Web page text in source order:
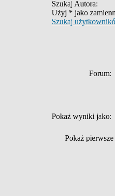
Szukaj Autora:
Użyj * jako
Szukaj
Forum:
Pokaż wyniki jako:
Pokaż pierwsze